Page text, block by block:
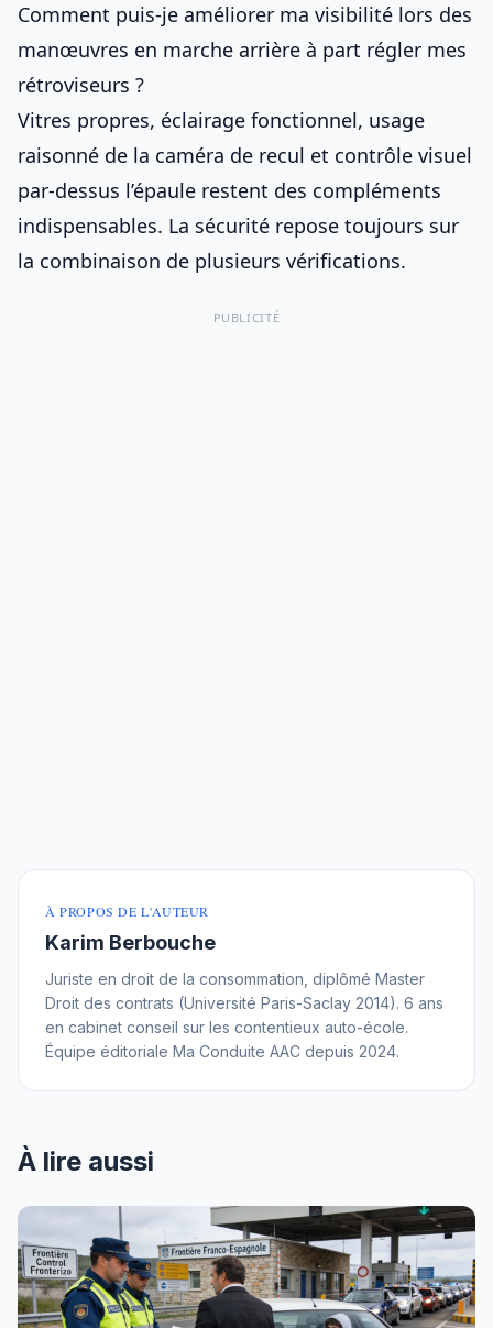
Comment puis-je améliorer ma visibilité lors des
manœuvres en marche arrière à part régler mes
rétroviseurs ?
Vitres propres, éclairage fonctionnel, usage
raisonné de la caméra de recul et contrôle visuel
par-dessus l’épaule restent des compléments
indispensables. La sécurité repose toujours sur
la combinaison de plusieurs vérifications.
PUBLICITÉ
À PROPOS DE L'AUTEUR
Karim Berbouche
Juriste en droit de la consommation, diplômé Master
Droit des contrats (Université Paris-Saclay 2014). 6 ans
en cabinet conseil sur les contentieux auto-école.
Équipe éditoriale Ma Conduite AAC depuis 2024.
À lire aussi